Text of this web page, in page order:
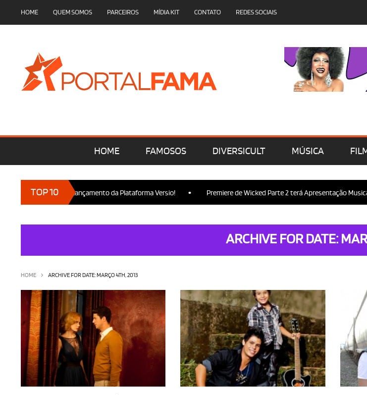
HOME QUEM SOMOS PARCEIROS MÍDIA KIT CONTATO REDES SOCIAIS
HOME FAMOSOS DIVERSICULT MÚSICA
TOP 10
presença no Lançamento da Plataforma Versio! Premiere de Wicked Parte 2 terá Apresentação
ARCHIVE FOR DATE:
HOME ARCHIVE FOR DATE: MARÇO 4TH, 2013